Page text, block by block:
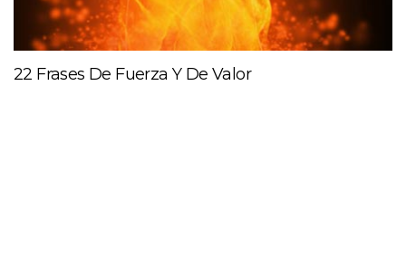
22 Frases De Fuerza Y De Valor